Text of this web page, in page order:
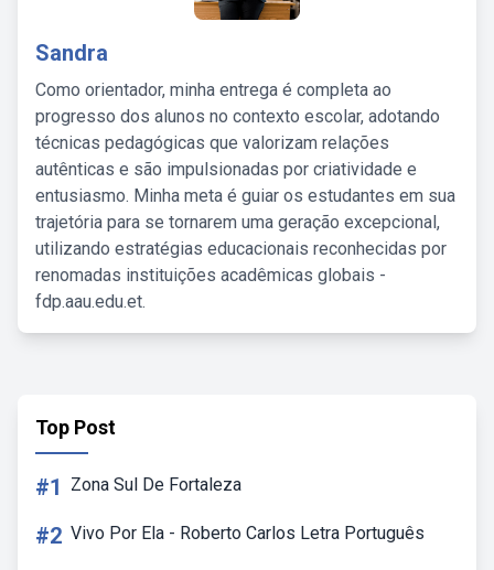
Sandra
Como orientador, minha entrega é completa ao
progresso dos alunos no contexto escolar, adotando
técnicas pedagógicas que valorizam relações
autênticas e são impulsionadas por criatividade e
entusiasmo. Minha meta é guiar os estudantes em sua
trajetória para se tornarem uma geração excepcional,
utilizando estratégias educacionais reconhecidas por
renomadas instituições acadêmicas globais -
fdp.aau.edu.et.
Top Post
#1 Zona Sul De Fortaleza
#2 Vivo Por Ela - Roberto Carlos Letra Português